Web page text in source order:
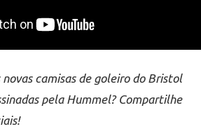
novas camisas de goleiro do Bristol
pela Hummel? Compartilhe